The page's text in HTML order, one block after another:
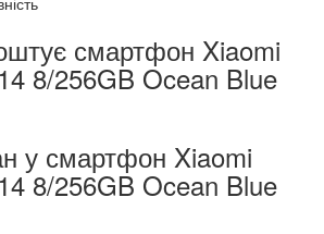
смартфон Xiaomi
8/256GB Ocean Blue
у смартфон Xiaomi
8/256GB Ocean Blue